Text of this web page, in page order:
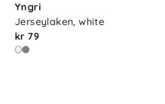
Yngri
Jerseylaken, white
kr 79